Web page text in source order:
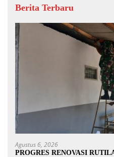
Berita Terbaru
Agustus 6, 2026
PROGRES RENOVASI